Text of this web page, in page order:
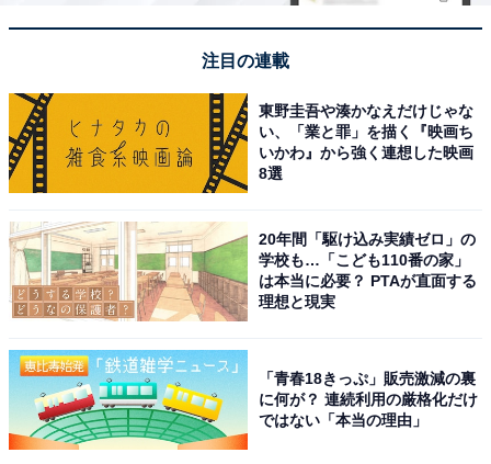
注目の連載
東野圭吾や湊かなえだけじゃな
い、「業と罪」を描く『映画ち
いかわ』から強く連想した映画
8選
20年間「駆け込み実績ゼロ」の
学校も…「こども110番の家」
は本当に必要？ PTAが直面する
理想と現実
「青春18きっぷ」販売激減の裏
に何が？ 連続利用の厳格化だけ
ではない「本当の理由」